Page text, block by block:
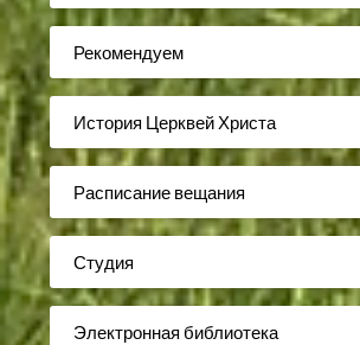
Рекомендуем
История Церквей Христа
Расписание вещания
Студия
Электронная библиотека